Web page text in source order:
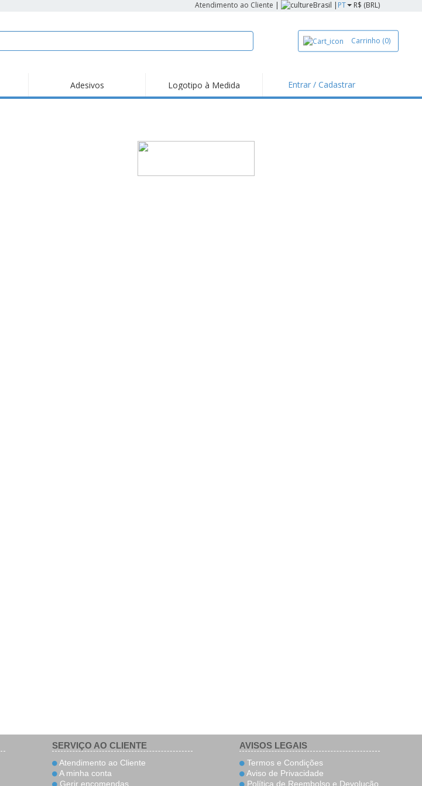
Atendimento ao Cliente | Brasil | PT R$ (BRL)
Carrinho (0)
Adesivos Logotipo à Medida Entrar / Cadastrar
SERVIÇO AO CLIENTE
Atendimento ao Cliente
A minha conta
Gerir encomendas
AVISOS LEGAIS
Termos e Condições
Aviso de Privacidade
Política de Reembolso e Devolução